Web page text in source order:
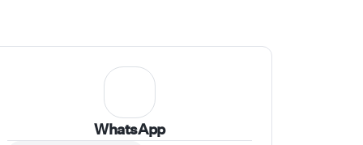
WhatsApp